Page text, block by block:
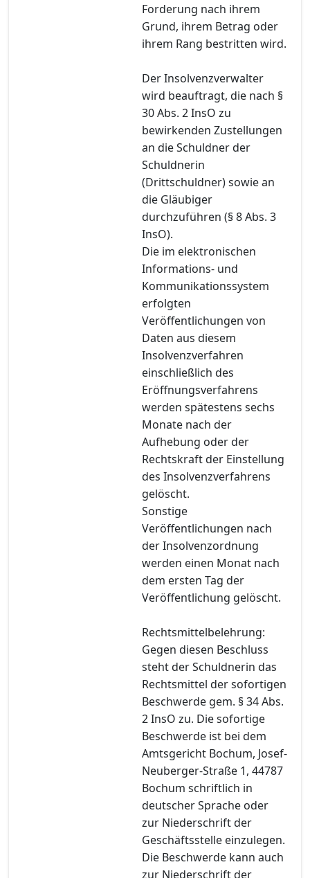
Forderung nach ihrem
Grund, ihrem Betrag oder
ihrem Rang bestritten wird.
Der Insolvenzverwalter
wird beauftragt, die nach §
30 Abs. 2 InsO zu
bewirkenden Zustellungen
an die Schuldner der
Schuldnerin
(Drittschuldner) sowie an
die Gläubiger
durchzuführen (§ 8 Abs. 3
InsO).
Die im elektronischen
Informations- und
Kommunikationssystem
erfolgten
Veröffentlichungen von
Daten aus diesem
Insolvenzverfahren
einschließlich des
Eröffnungsverfahrens
werden spätestens sechs
Monate nach der
Aufhebung oder der
Rechtskraft der Einstellung
des Insolvenzverfahrens
gelöscht.
Sonstige
Veröffentlichungen nach
der Insolvenzordnung
werden einen Monat nach
dem ersten Tag der
Veröffentlichung gelöscht.
Rechtsmittelbelehrung:
Gegen diesen Beschluss
steht der Schuldnerin das
Rechtsmittel der sofortigen
Beschwerde gem. § 34 Abs.
2 InsO zu. Die sofortige
Beschwerde ist bei dem
Amtsgericht Bochum, Josef-
Neuberger-Straße 1, 44787
Bochum schriftlich in
deutscher Sprache oder
zur Niederschrift der
Geschäftsstelle einzulegen.
Die Beschwerde kann auch
zur Niederschrift der